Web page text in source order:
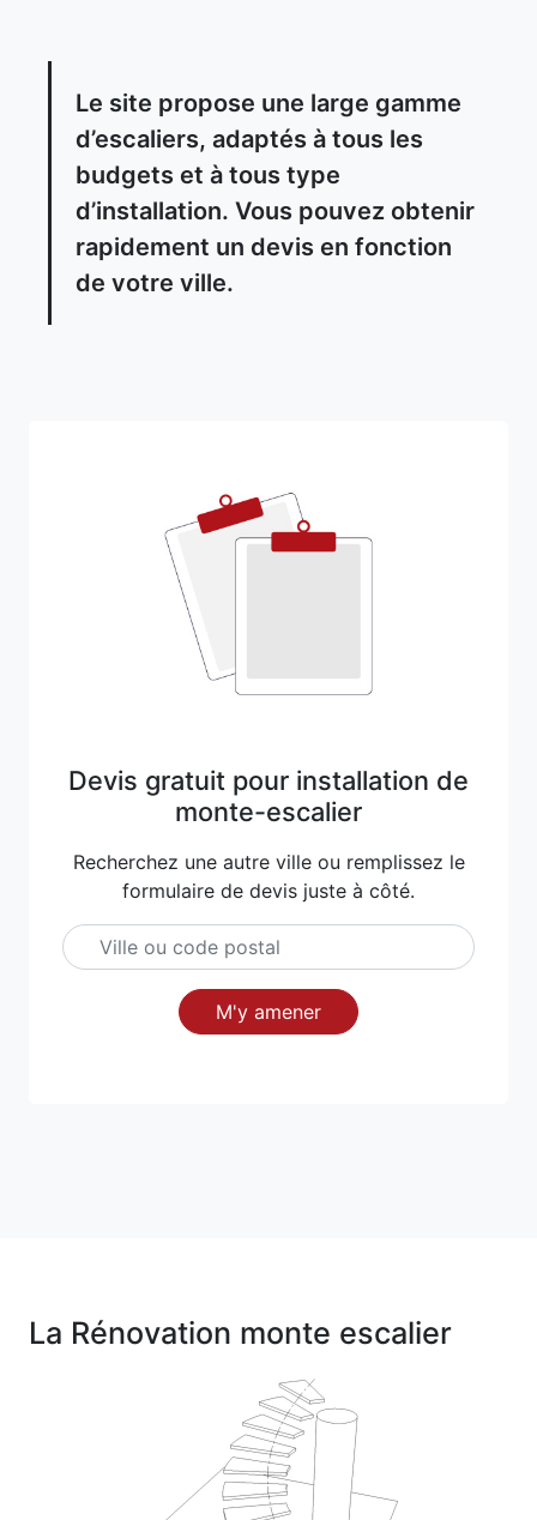
Le site propose une large gamme
d’escaliers, adaptés à tous les
budgets et à tous type
d’installation. Vous pouvez obtenir
rapidement un devis en fonction
de votre ville.
Devis gratuit pour installation de
monte-escalier
Recherchez une autre ville ou remplissez le
formulaire de devis juste à côté.
M'y amener
La Rénovation monte escalier